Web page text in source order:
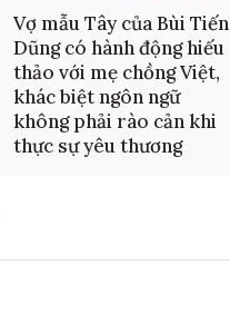
Vợ mẫu Tây của Bùi Tiến
Dũng có hành động hiếu
thảo với mẹ chồng Việt,
khác biệt ngôn ngữ
không phải rào cản khi
thực sự yêu thương